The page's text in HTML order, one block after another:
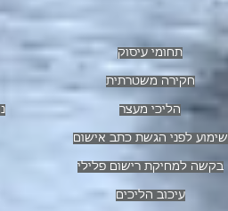
תחומי עיסוק
חקירה משטרתית
הליכי מעצר
שימוע לפני הגשת כתב אישום
בקשה למחיקת רישום פלילי
עיכוב הליכים